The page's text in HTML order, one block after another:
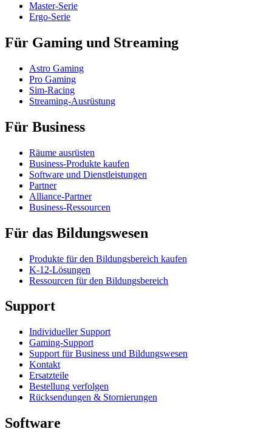
Master-Serie
Ergo-Serie
Für Gaming und Streaming
Astro Gaming
Pro Gaming
Sim-Racing
Streaming-Ausrüstung
Für Business
Räume ausrüsten
Business-Produkte kaufen
Software und Dienstleistungen
Partner
Alliance-Partner
Business-Ressourcen
Für das Bildungswesen
Produkte für den Bildungsbereich kaufen
K-12-Lösungen
Ressourcen für den Bildungsbereich
Support
Individueller Support
Gaming-Support
Support für Business und Bildungswesen
Kontakt
Ersatzteile
Bestellung verfolgen
Rücksendungen & Stornierungen
Software